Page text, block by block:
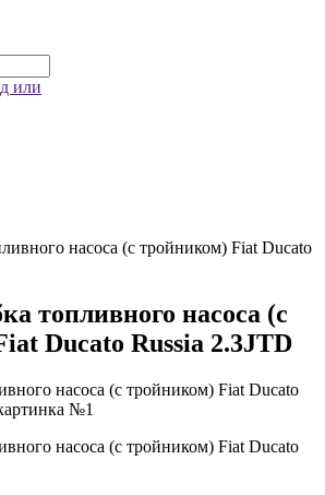
или
насоса (с тройником) Fiat Ducato
топливного насоса (с
Ducato Russia 2.3JTD